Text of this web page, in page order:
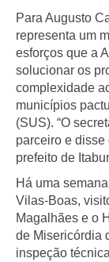
Para Augusto
representa um
esforços que a
solucionar os
complexidade
municípios
(SUS). “O
parceiro e disse
prefeito de
Há uma
Vilas-Boas,
Magalhães e o
de Misericórdia
inspeção